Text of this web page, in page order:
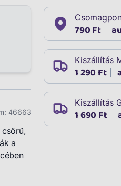
46663
a
790 Ft
Kiszállítás
1 290 Ft
Kiszállítás
1 690 Ft